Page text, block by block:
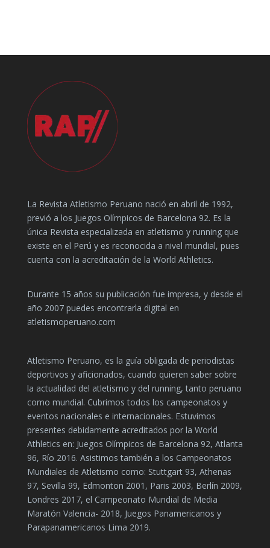
La Revista Atletismo Peruano nació en abril de 1992,
previó a los Juegos Olímpicos de Barcelona 92. Es la
única Revista especializada en atletismo y running que
existe en el Perú y es reconocida a nivel mundial, pues
cuenta con la acreditación de la World Athletics.
Durante 15 años su publicación fue impresa, y desde el
año 2007 puedes encontrarla digital en
atletismoperuano.com
Atletismo Peruano, es la guía obligada de periodistas
deportivos y aficionados, cuando quieren saber sobre
la actualidad del atletismo y del running, tanto peruano
como mundial. Cubrimos todos los campeonatos y
eventos nacionales e internacionales. Estuvimos
presentes debidamente acreditados por la World
Athletics en: Juegos Olímpicos de Barcelona 92, Atlanta
96, Río 2016. Asistimos también a los Campeonatos
Mundiales de Atletismo como: Stuttgart 93, Athenas
97, Sevilla 99, Edmonton 2001, Paris 2003, Berlín 2009,
Londres 2017, el Campeonato Mundial de Media
Maratón Valencia- 2018, Juegos Panamericanos y
Parapanamericanos Lima 2019.